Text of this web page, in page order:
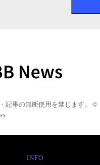
記事の無断使用を禁じます。 ©
INFO